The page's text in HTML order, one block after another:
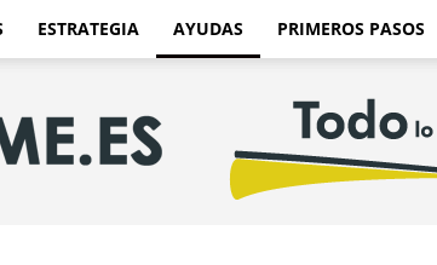
ESTRATEGIA AYUDAS PRIMEROS PASOS